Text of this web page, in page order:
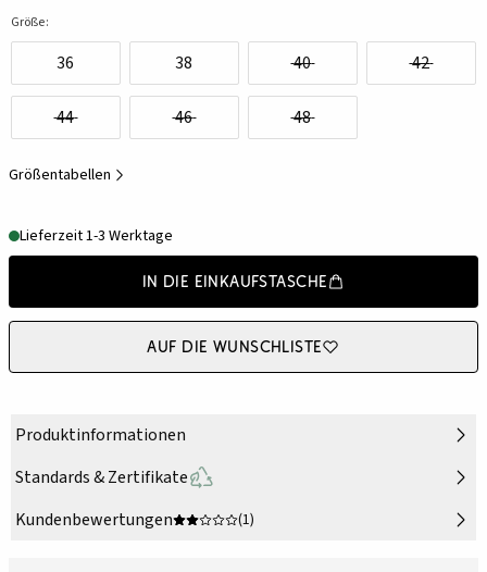
Größe:
36 38 40 42
44 46 48
Größentabellen
Lieferzeit 1-3 Werktage
In die Einkaufstasche
Auf die Wunschliste
Produktinformationen
Standards & Zertifikate
Kundenbewertungen
(1)